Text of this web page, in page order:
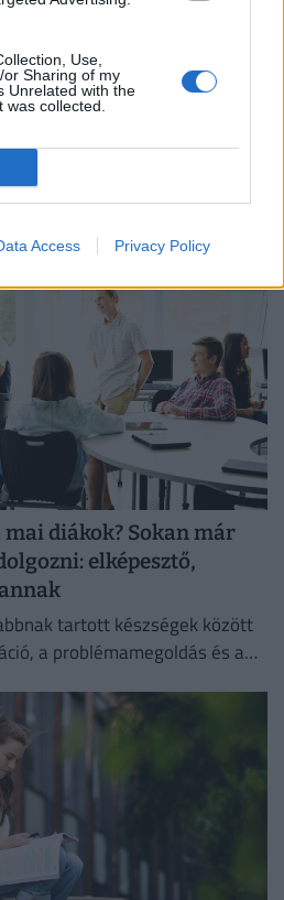
Use,
Sharing of my
Unrelated with the
collected.
Access Privacy Policy
officeból az élelmesek,
itt a TOP10 úticél, ahol
helyfüggetlen munkavégzés a
a munka és a magánélet
produktívabbnak érzi magát.
mai diákok? Sokan már
elképesztő,
tartott készségek között
a problémamegoldás és a